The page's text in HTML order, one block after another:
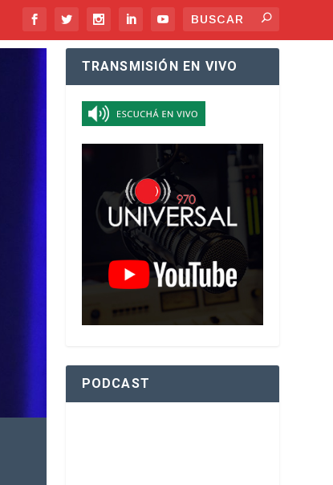
TRANSMISIÓN EN VIVO
PODCAST